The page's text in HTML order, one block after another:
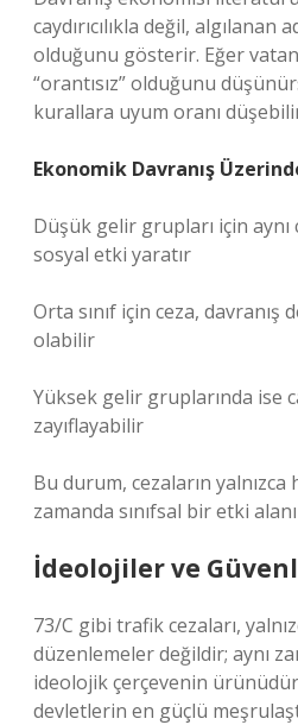
caydırıcılıkla değil, algılanan
olduğunu gösterir. Eğer
“orantısız” olduğunu
kurallara uyum oranı
Ekonomik Davranış
Düşük gelir grupları için aynı
sosyal etki yaratır
Orta sınıf için ceza, davranış
olabilir
Yüksek gelir gruplarında ise
zayıflayabilir
Bu durum, cezaların yalnızca
zamanda sınıfsal bir etki
İdeolojiler ve
73/C gibi trafik cezaları,
düzenlemeler değildir; aynı
ideolojik çerçevenin
devletlerin en güçlü